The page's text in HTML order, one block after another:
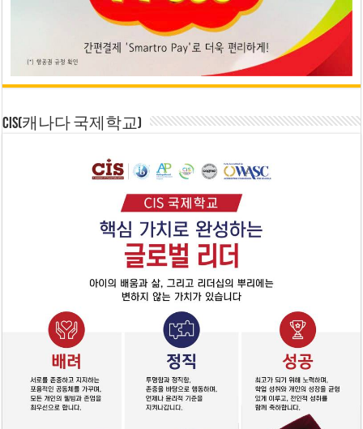
CIS(캐나다 국제학교)